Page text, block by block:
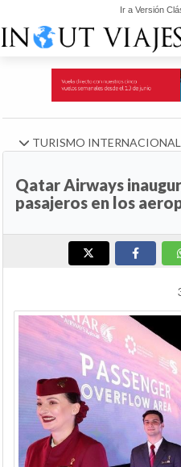
Ir a Versión
TURISMO INTERNACIONAL
Qatar Airways
pasajeros en los